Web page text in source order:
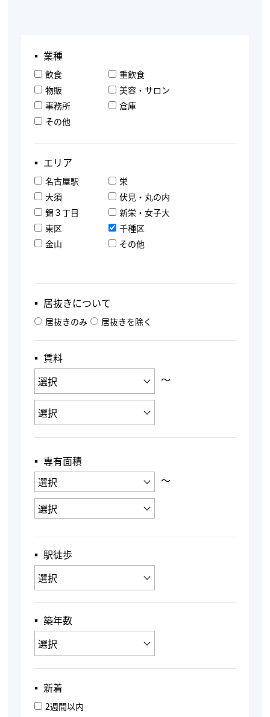
▪︎ 業種
飲食
重飲食
物販
美容・サロン
事務所
倉庫
その他
▪︎ エリア
名古屋駅
栄
大須
伏見・丸の内
錦３丁目
新栄・女子大
東区
千種区
金山
その他
▪︎ 居抜きについて
居抜きのみ 居抜きを除く
▪︎ 賃料
〜
▪︎ 専有面積
〜
▪︎ 駅徒歩
▪︎ 築年数
▪︎ 新着
2週間以内